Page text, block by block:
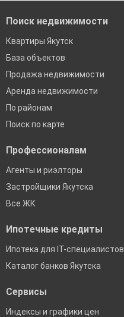
Поиск недвижимости
Квартиры Якутск
База объектов
Продажа недвижимости
Аренда недвижимости
По районам
Поиск по карте
Профессионалам
Агенты и риэлторы
Застройщики Якутска
Все ЖК
Ипотечные кредиты
Ипотека для IT-специалистов
Каталог банков Якутска
Сервисы
Индексы и графики цен